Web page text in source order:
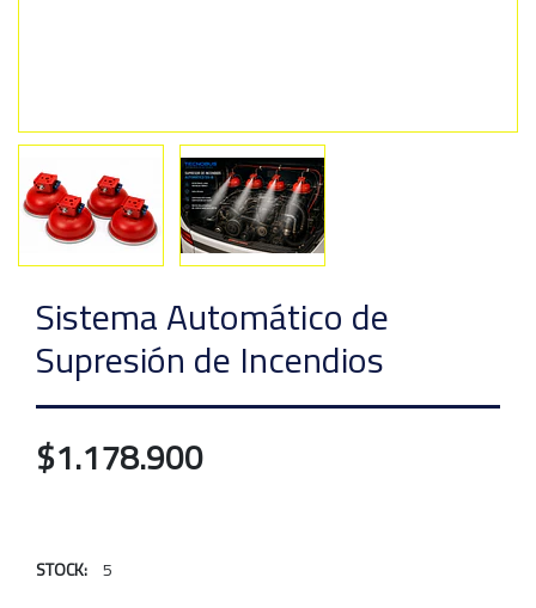
Sistema Automático de
Supresión de Incendios
$1.178.900
STOCK: 5